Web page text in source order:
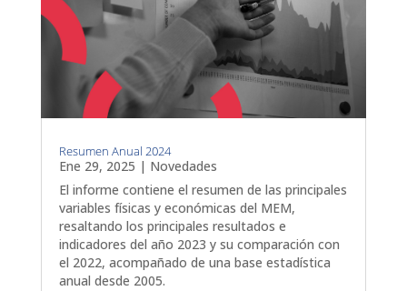
Resumen Anual 2024
Ene 29, 2025 | Novedades
El informe contiene el resumen de las principales
variables físicas y económicas del MEM,
resaltando los principales resultados e
indicadores del año 2023 y su comparación con
el 2022, acompañado de una base estadística
anual desde 2005.